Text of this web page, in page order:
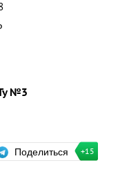
№3
Поделиться +15